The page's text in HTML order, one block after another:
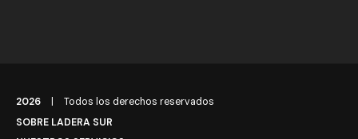
2026
Todos los derechos reservados
SOBRE LADERA SUR